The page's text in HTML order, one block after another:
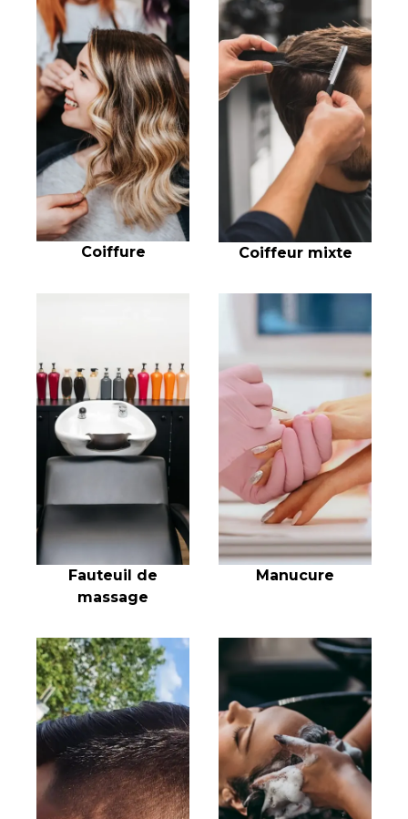
Coiffure Coiffeur mixte
Fauteuil de
massage
Manucure